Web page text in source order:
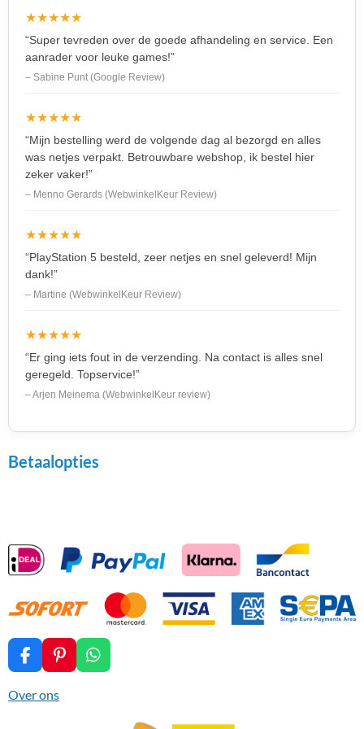
★★★★★
“Super tevreden over de goede afhandeling en service. Een
aanrader voor leuke games!”
– Sabine Punt (Google Review)
★★★★★
“Mijn bestelling werd de volgende dag al bezorgd en alles
was netjes verpakt. Betrouwbare webshop, ik bestel hier
zeker vaker!”
– Menno Gerards (WebwinkelKeur Review)
★★★★★
“PlayStation 5 besteld, zeer netjes en snel geleverd! Mijn
dank!”
– Martine (WebwinkelKeur Review)
★★★★★
“Er ging iets fout in de verzending. Na contact is alles snel
geregeld. Topservice!”
– Arjen Meinema (WebwinkelKeur review)
Betaalopties
F
a
c
P
i
n
W
h
Over ons